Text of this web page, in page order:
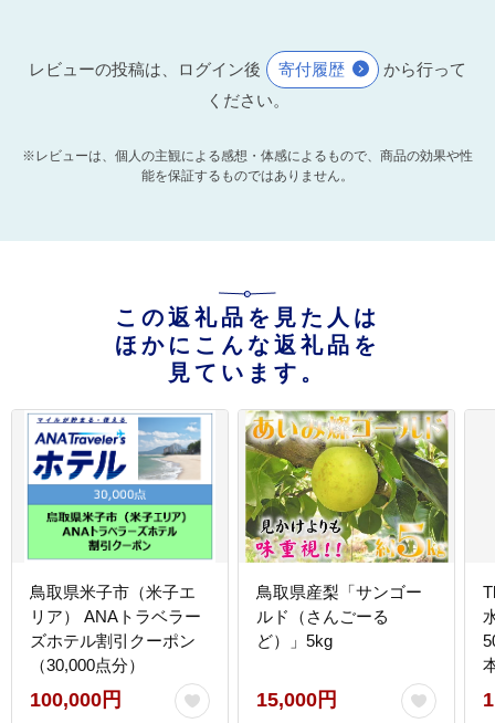
レビューの投稿は、ログイン後 寄付履歴
から行って
ください。
※レビューは、個人の主観による感想・体感によるもので、商品の効果や性
能を保証するものではありません。
この返礼品を見た人は
ほかにこんな返礼品を
見ています。
鳥取県米子市（米子エ
リア） ANAトラベラー
ズホテル割引クーポン
（30,000点分）
100,000円
鳥取県産梨「サンゴー
ルド（さんごーる
ど）」5kg
15,000円